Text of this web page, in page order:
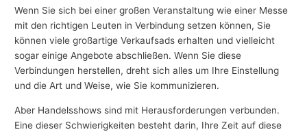
Wenn Sie sich bei einer großen Veranstaltung wie einer Messe
mit den richtigen Leuten in Verbindung setzen können, Sie
können viele großartige Verkaufsads erhalten und vielleicht
sogar einige Angebote abschließen. Wenn Sie diese
Verbindungen herstellen, dreht sich alles um Ihre Einstellung
und die Art und Weise, wie Sie kommunizieren.
Aber Handelsshows sind mit Herausforderungen verbunden.
Eine dieser Schwierigkeiten besteht darin, Ihre Zeit auf diese
m
e
n